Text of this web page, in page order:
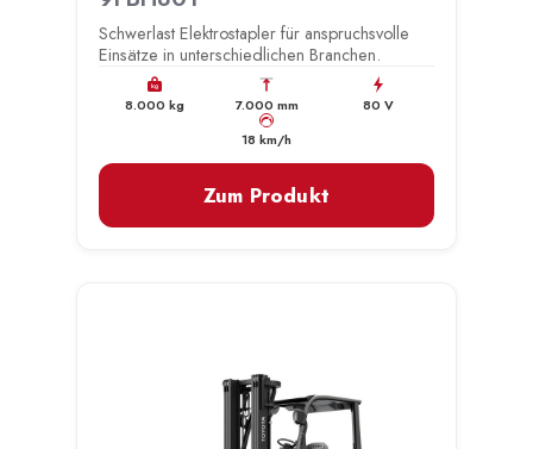
Schwerlast Elektrostapler für anspruchsvolle
Einsätze in unterschiedlichen Branchen.
kg
8.000 kg 7.000 mm 80 V
km/h
18 km/h
Zum Produkt